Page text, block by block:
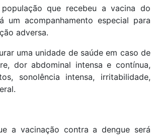
que recebeu a vacina do
acompanhamento especial para
adversa.
uma unidade de saúde em caso de
dor abdominal intensa e contínua,
sonolência intensa, irritabilidade,
a vacinação contra a dengue será